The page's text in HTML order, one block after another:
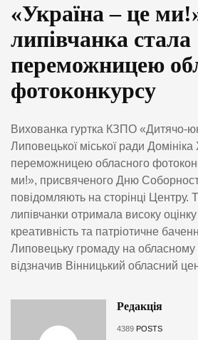
«Україна – це
липівчанка стала
переможницею
фотоконкурсу
Вихованка гуртка КЗПО «Дитячо-
Липовецької міської ради
переможницею обласного
ми!», присвяченого Дню
повідомляють на сторінці Центру.
липівчанки отримала високу оцінку
креативність та патріотичне
Липовецьку громаду на
відзначив Вінницький обласний
Редакція
4389 POSTS